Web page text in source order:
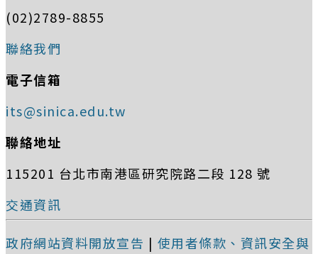
(02)2789-8855
聯絡我們
電子信箱
its@sinica.edu.tw
聯絡地址
115201 台北市南港區研究院路二段 128 號
交通資訊
政府網站資料開放宣告 | 使用者條款、資訊安全與